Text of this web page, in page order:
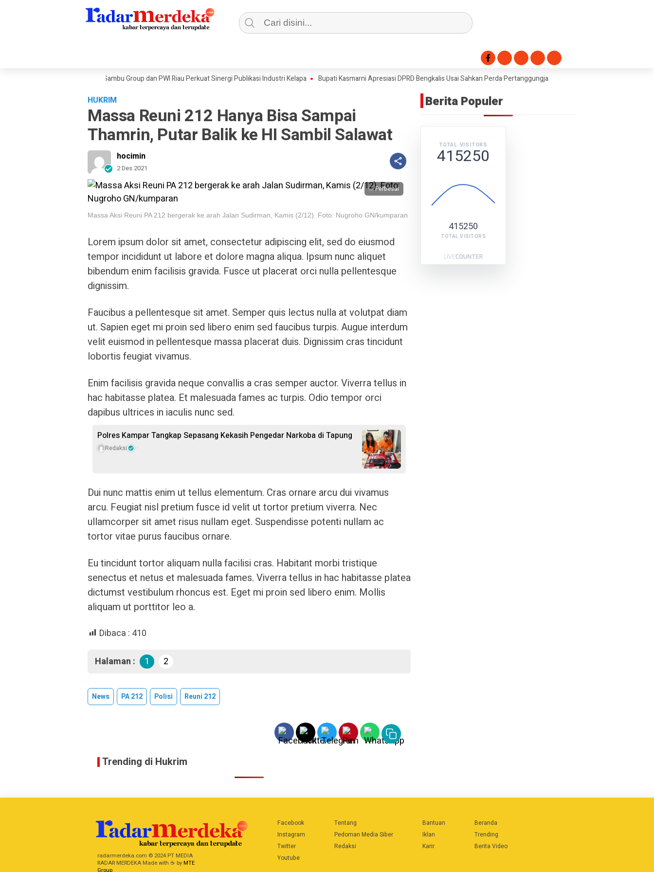
Tekanan Ekonomi Dunia, Sambu Group dan PWI Riau Perkuat Sinergi Publikasi Industri Kelapa Bupati Kasmarni Apresiasi DPRD Bengkalis Usai Sahkan Perda Pertanggungjawaban APBD 2025
HUKRIM
Massa Reuni 212 Hanya Bisa Sampai
Thamrin, Putar Balik ke HI Sambil Salawat
hocimin
2 Des 2021
Perbesar
Massa Aksi Reuni PA 212 bergerak ke arah Jalan Sudirman, Kamis (2/12). Foto: Nugroho GN/kumparan
Lorem ipsum dolor sit amet, consectetur adipiscing elit, sed do eiusmod
tempor incididunt ut labore et dolore magna aliqua. Ipsum nunc aliquet
bibendum enim facilisis gravida. Fusce ut placerat orci nulla pellentesque
dignissim.
Faucibus a pellentesque sit amet. Semper quis lectus nulla at volutpat diam
ut. Sapien eget mi proin sed libero enim sed faucibus turpis. Augue interdum
velit euismod in pellentesque massa placerat duis. Dignissim cras tincidunt
lobortis feugiat vivamus.
Enim facilisis gravida neque convallis a cras semper auctor. Viverra tellus in
hac habitasse platea. Et malesuada fames ac turpis. Odio tempor orci
dapibus ultrices in iaculis nunc sed.
Polres Kampar Tangkap Sepasang Kekasih Pengedar Narkoba di Tapung
Redaksi
Dui nunc mattis enim ut tellus elementum. Cras ornare arcu dui vivamus
arcu. Feugiat nisl pretium fusce id velit ut tortor pretium viverra. Nec
ullamcorper sit amet risus nullam eget. Suspendisse potenti nullam ac
tortor vitae purus faucibus ornare.
Eu tincidunt tortor aliquam nulla facilisi cras. Habitant morbi tristique
senectus et netus et malesuada fames. Viverra tellus in hac habitasse platea
dictumst vestibulum rhoncus est. Eget mi proin sed libero enim. Mollis
aliquam ut porttitor leo a.
Dibaca : 410
Halaman : 1 2
News PA 212 Polisi Reuni 212
Trending di Hukrim
Berita Populer
TOTAL VISITORS
415250
415250
TOTAL VISITORS
radarmerdeka.com © 2024 PT MEDIA
RADAR MERDEKA Made with ☕ byMTE
Group
Facebook
Instagram
Twitter
Youtube
Tentang
Pedoman Media Siber
Redaksi
Bantuan
Iklan
Karir
Beranda
Trending
Berita Video